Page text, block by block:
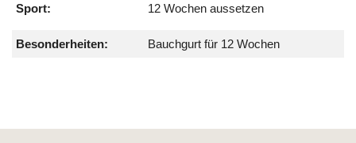
Sport: 12 Wochen aussetzen
Besonderheiten: Bauchgurt für 12 Wochen